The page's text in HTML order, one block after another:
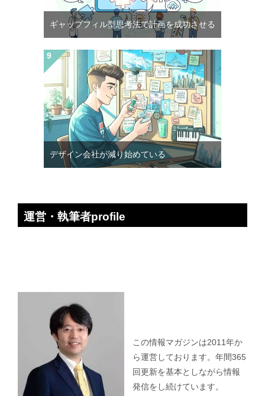
ギャップフィル型思考法で計画を成功させる
デザイン会社が減り始めている
運営・執筆者profile
この情報マガジンは2011年か
ら運営しております。年間365
回更新を基本としながら情報
発信をし続けています。